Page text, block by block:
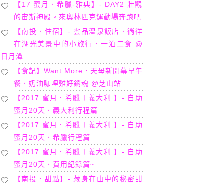
【17 蜜月．希臘-雅典】- DAY2 壯觀
的宙斯神殿。來奧林匹克運動場奔跑吧
【南投．住宿】- 雲品溫泉飯店．徜徉
在湖光美景中的小旅行．一泊二食 @
日月潭
【食記】Want More．天母新開幕早午
餐．奶油咖哩雞好銷魂 @芝山站
【2017 蜜月．希臘＋義大利 】- 自助
蜜月20天．義大利行程篇
【2017 蜜月．希臘＋義大利 】- 自助
蜜月20天．希臘行程篇
【2017 蜜月．希臘＋義大利 】- 自助
蜜月20天．費用紀錄篇~
【南投．甜點】- 藏身在山中的秘密甜